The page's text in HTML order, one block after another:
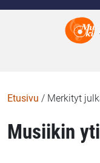
Etusivu / Merkityt
Musiikin